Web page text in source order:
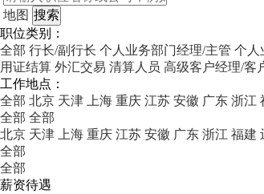
地图
职位类别：
全部 行长/副行长 个人业务部门经理/主管 个人
用证结算 外汇交易 清算人员 高级客户经理/客
工作地点：
全部 北京 天津 上海 重庆 江苏 安徽 广东 浙江
全部 全部
北京 天津 上海 重庆 江苏 安徽 广东 浙江 福建
全部
全部
薪资待遇